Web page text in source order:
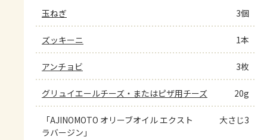
玉ねぎ 3個
ズッキーニ 1本
アンチョビ 3枚
グリュイエールチーズ・またはピザ用チーズ 20g
「AJINOMOTO オリーブオイル エクスト
ラバージン」
大さじ3